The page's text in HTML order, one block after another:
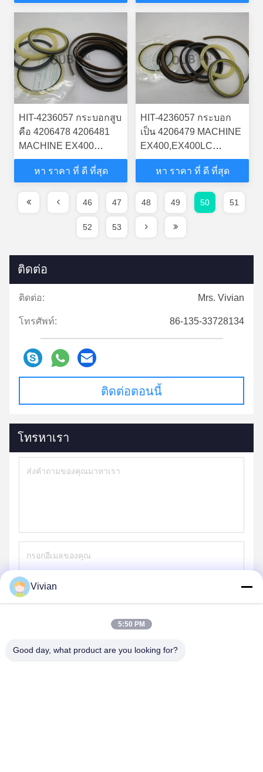
HIT-4236057 กระบอกสูบ
คือ 4206478 4206481
MACHINE EX400
EXCAVATOR
STEERING BOOM ARM
กระบอกไฮดรอลิก
หา ราคา ที่ ดี ที่สุด
HIT-4236057 กระบอก
เป็น 4206479 MACHINE
EX400,EX400LC
EXCAVATOR
STEERING BOOM ARM
กระบอกไฮดรอลิก
หา ราคา ที่ ดี ที่สุด
46 47 48 49 50 51
52 53
ติดต่อ
ติดต่อ: Mrs. Vivian
โทรศัพท์: 86-135-33728134
ติดต่อตอนนี้
โทรหาเรา
Vivian
5:50 PM
Good day, what product are you looking for?